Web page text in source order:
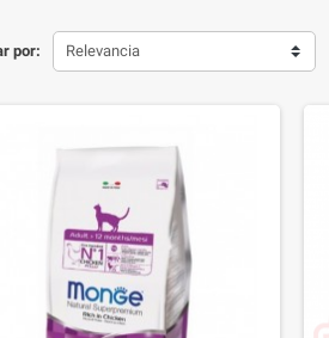
por: Relevancia